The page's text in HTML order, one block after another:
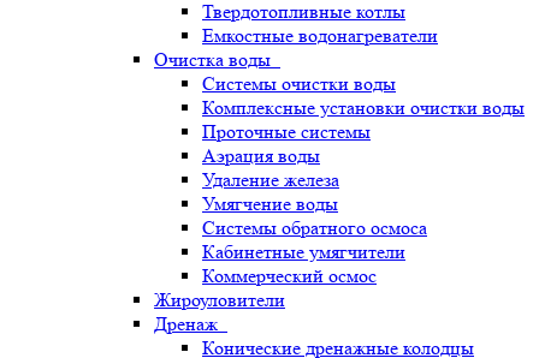
Твердотопливные котлы
Емкостные водонагреватели
Очистка воды
Системы очистки воды
Комплексные установки очистки воды
Проточные системы
Аэрация воды
Удаление железа
Умягчение воды
Системы обратного осмоса
Кабинетные умягчители
Коммерческий осмос
Жироуловители
Дренаж
Конические дренажные колодцы